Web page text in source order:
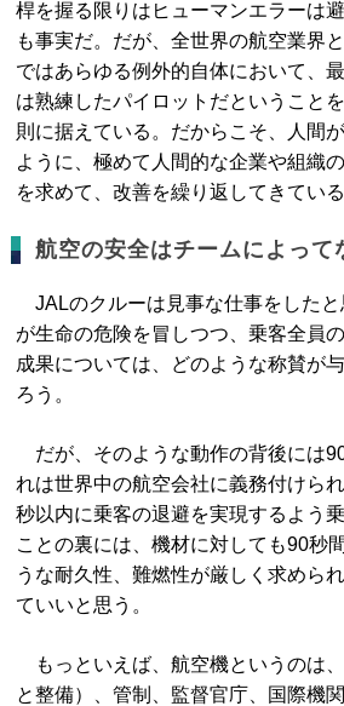
桿を握る限りはヒューマンエラーは
も事実だ。だが、全世界の航空業界
ではあらゆる例外的自体において、
は熟練したパイロットだということ
則に据えている。だからこそ、人間
ように、極めて人間的な企業や組織
を求めて、改善を繰り返してきている
航空の安全はチームによって
JALのクルーは見事な仕事をしたと
が生命の危険を冒しつつ、乗客全員
成果については、どのような称賛が
ろう。
だが、そのような動作の背後には
れは世界中の航空会社に義務付けら
秒以内に乗客の退避を実現するよう
ことの裏には、機材に対しても90秒
うな耐久性、難燃性が厳しく求めら
ていいと思う。
もっといえば、航空機というのは
と整備）、管制、監督官庁、国際機